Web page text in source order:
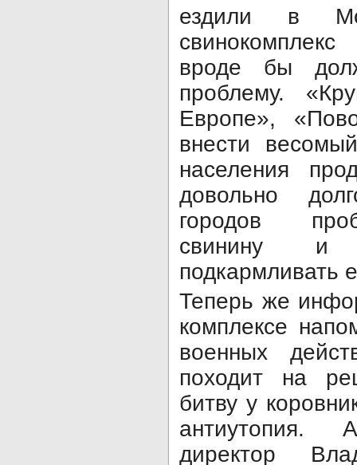
ездили в
вроде бы
проблему.
Европе»,
внести
населения
довольно
городов
свинину и
подкармливать
Теперь же
комплексе
военных
походит на
битву у
антиутопия.
директор